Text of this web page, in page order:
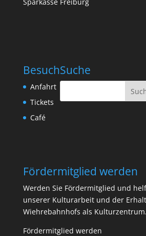
Besuch
Anfahrt
Tickets
Café
Suche
Fördermitglied werden
Werden Sie Fördermitglied und
unserer Kulturarbeit und der
Wiehrebahnhofs als Kulturzentrum.
Fördermitglied werden